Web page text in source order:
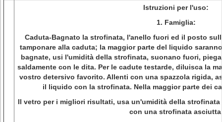
Istruzioni per l'uso:
1. Famiglia:
Caduta-Bagnato la strofinata, l'anello fuori ed il posto
tamponare alla caduta; la maggior parte del liquido
bagnate, usi l'umidità della strofinata, suonano fuori,
saldamente con le dita. Per le cadute testarde, diluisca la
vostro detersivo favorito. Allenti con una spazzola rigida,
il liquido con la strofinata. Nella maggior parte dei
Il vetro per i migliori risultati, usa un'umidità della
con una strofinata